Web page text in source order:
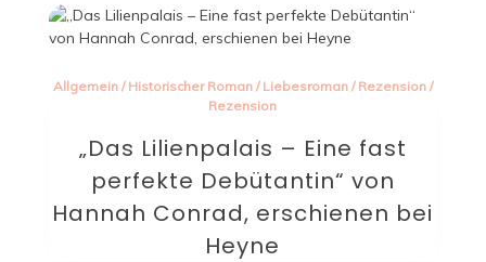
Allgemein/ Historischer Roman/ Liebesroman/ Rezension/
Rezension
„Das Lilienpalais – Eine fast
perfekte Debütantin“ von
Hannah Conrad, erschienen bei
Heyne